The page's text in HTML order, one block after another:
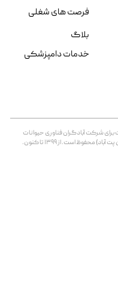
شرکت آبادگران فناوری حیوانات
محفوظ است. از ۱۳۹۹ تا کنون.
فرصت های شغلی
بلاگ
خدمات دامپزشکی